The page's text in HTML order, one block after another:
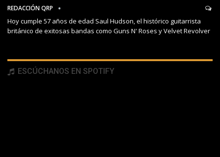
REDACCIÓN QRP
Hoy cumple 57 años de edad Saul Hudson, el histórico guitarrista
británico de exitosas bandas como Guns N' Roses y Velvet Revolver
ESCÚCHANOS EN SPOTIFY